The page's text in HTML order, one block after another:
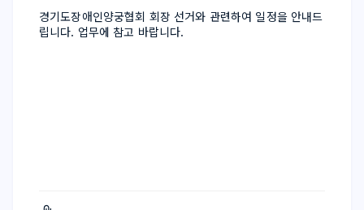
경기도장애인양궁협회 회장 선거와 관련하여 일정을 안내드
립니다. 업무에 참고 바랍니다.